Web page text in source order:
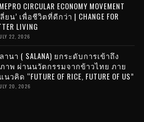
CIRCULAR ECONOMY MOVEMENT
ลี่ยน’ เพื่อชีวิตที่ดีกว่า | CHANGE FOR
LIVING
22, 2026
านา ( SALANA) ยกระดับการเข้าถึง
าพ ผ่านนวัตกรรมจากข้าวไทย ภาย
วคิด “FUTURE OF RICE, FUTURE OF US”
20, 2026